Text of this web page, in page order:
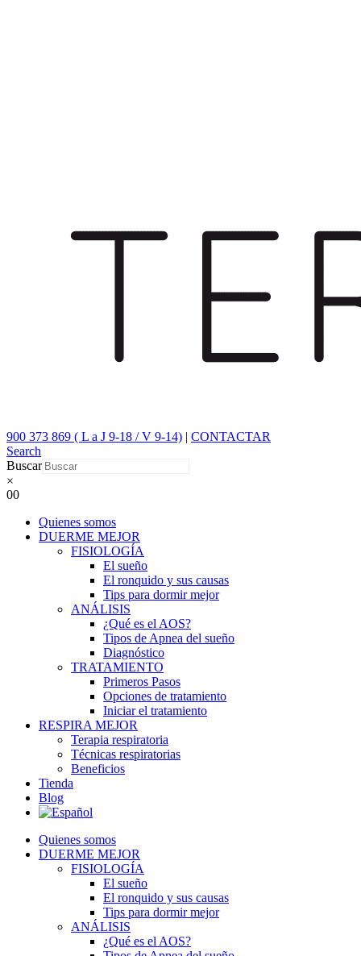
900 373 869 ( L a J 9-18 / V 9-14) | CONTACTAR
Search
Buscar
×
00
Quienes somos
DUERME MEJOR
FISIOLOGÍA
El sueño
El ronquido y sus causas
Tips para dormir mejor
ANÁLISIS
¿Qué es el AOS?
Tipos de Apnea del sueño
Diagnóstico
TRATAMIENTO
Primeros Pasos
Opciones de tratamiento
Iniciar el tratamiento
RESPIRA MEJOR
Terapia respiratoria
Técnicas respiratorias
Beneficios
Tienda
Blog
Quienes somos
DUERME MEJOR
FISIOLOGÍA
El sueño
El ronquido y sus causas
Tips para dormir mejor
ANÁLISIS
¿Qué es el AOS?